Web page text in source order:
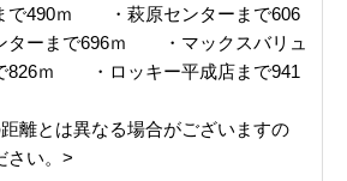
で490ｍ ・萩原センターまで606
ーまで696ｍ ・マックスバリュ
826ｍ ・ロッキー平成店まで941
離とは異なる場合がございますの
さい。>